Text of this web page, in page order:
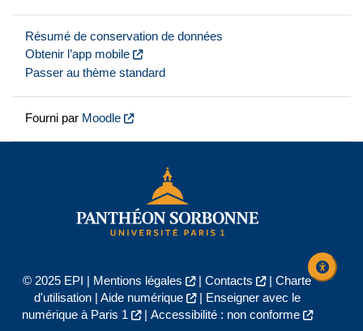
Résumé de conservation de données
Obtenir l’app mobile
Passer au thème standard
Fourni par Moodle
© 2025 EPI | Mentions légales | Contacts | Charte
d'utilisation| Aide numérique |
Enseigner avec le
numérique à Paris 1
| Accessibilité : non conforme